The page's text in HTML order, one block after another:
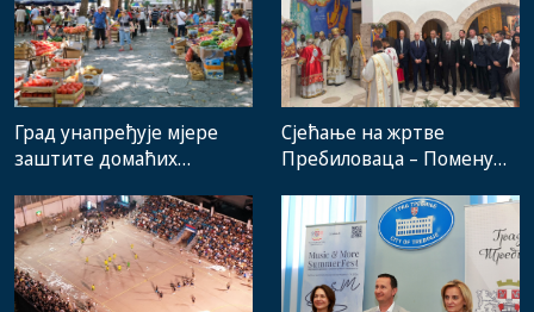
Град унапређује мјере
заштите домаћих
градске пијаце
Сјећање на жртве
Пребиловаца – Помену
представници
институција, локалних
заједница и грађани